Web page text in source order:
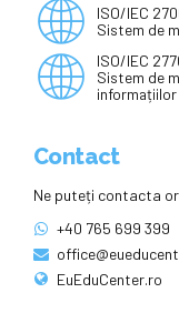
ISO/IEC
Sistem de
ISO/IEC
Sistem de
informațiilor
Contact
Ne puteți contacta
+40 765 699 399
EuEduCenter.ro